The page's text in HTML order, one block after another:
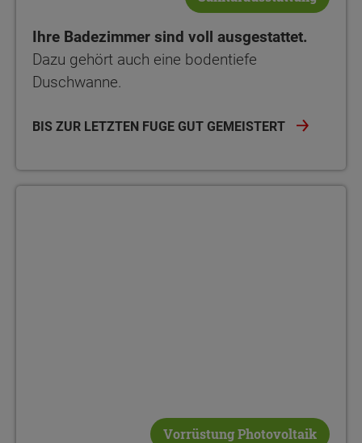
Ihre Badezimmer sind voll ausgestattet.
Dazu gehört auch eine bodentiefe
Duschwanne.
BIS ZUR LETZTEN FUGE GUT GEMEISTERT
Vorrüstung Photovoltaik